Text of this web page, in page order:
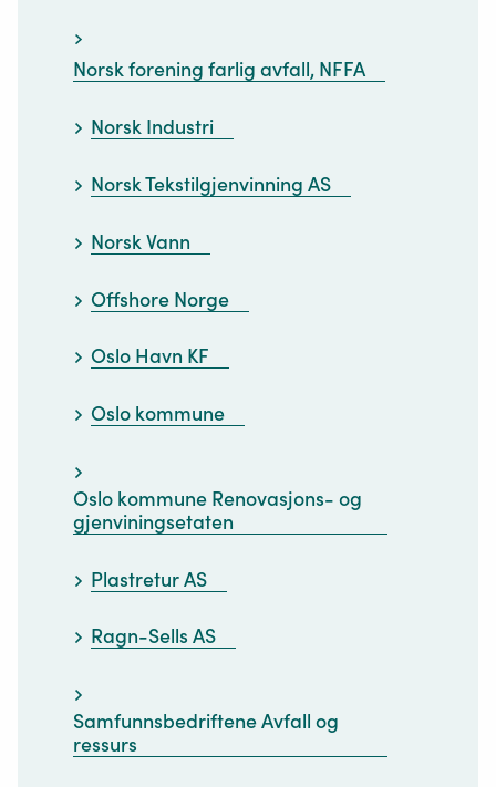
Norsk forening farlig avfall, NFFA
Norsk Industri
Norsk Tekstilgjenvinning AS
Norsk Vann
Offshore Norge
Oslo Havn KF
Oslo kommune
Oslo kommune Renovasjons- og
gjenviningsetaten
Plastretur AS
Ragn-Sells AS
Samfunnsbedriftene Avfall og
ressurs